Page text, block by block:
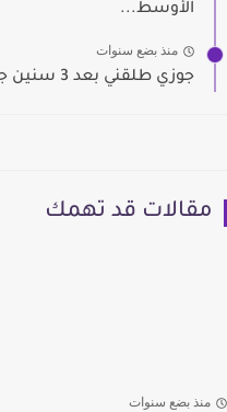
الأوسط...
منذ بضع سنوات
جوزي طلقني بعد 3 سنين جواز بسبب اعمال و سحر...
مقالات قد تهمك
منذ بضع سنوات